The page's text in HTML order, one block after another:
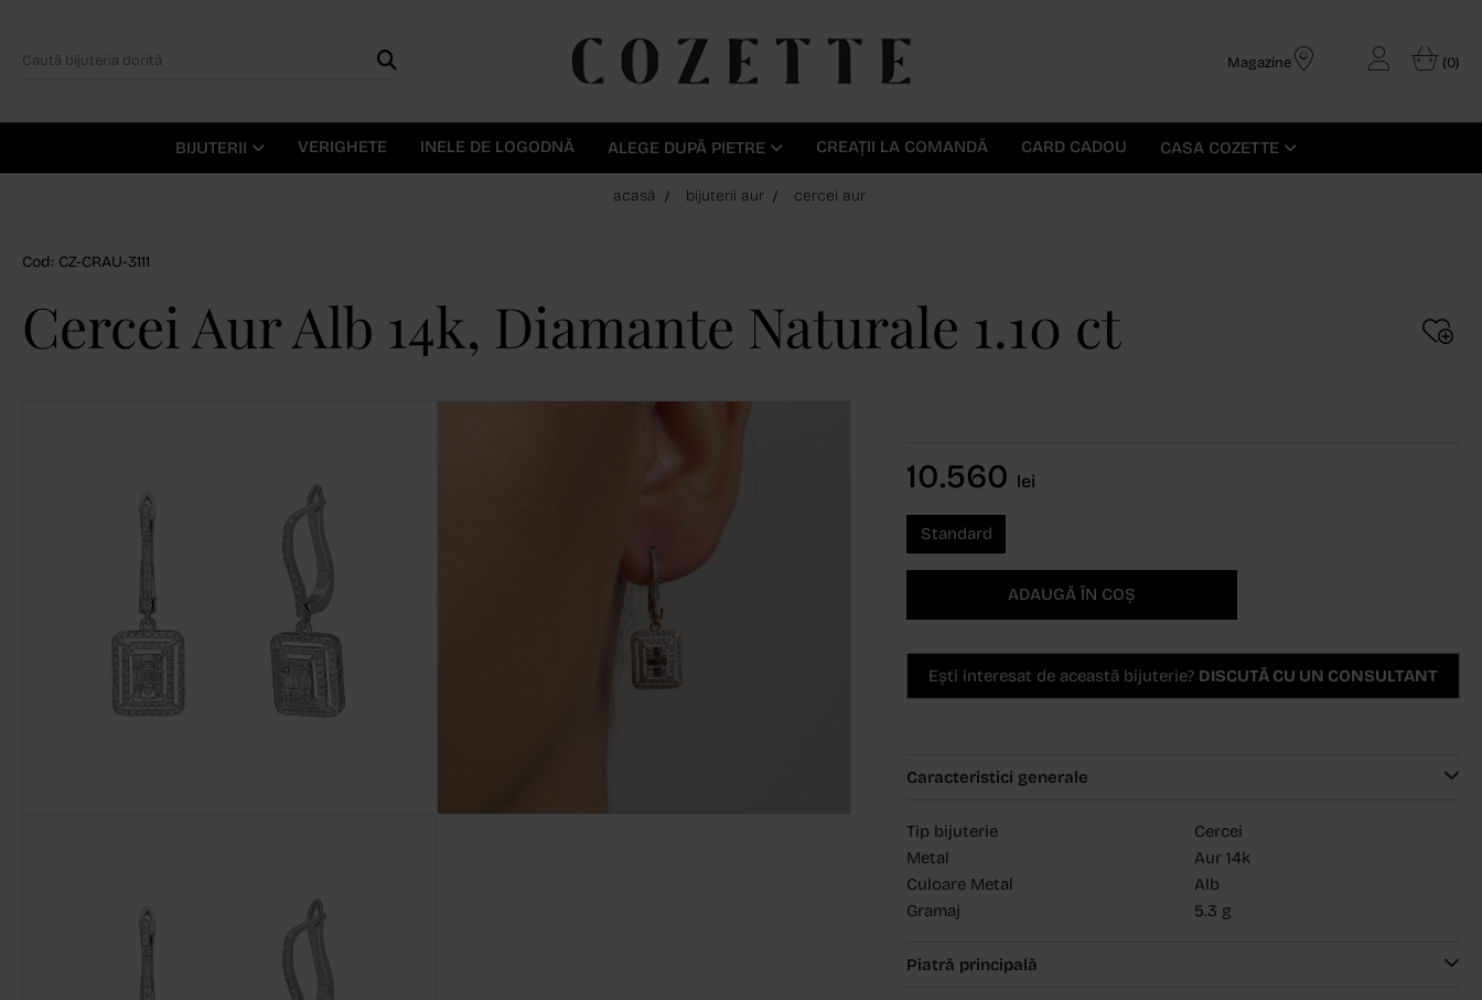
Magazine (0)
BIJUTERII VERIGHETE INELE DE LOGODNĂ ALEGE DUPĂ PIETRE CREAȚII LA COMANDĂ CARD CADOU CASA COZETTE
acasă bijuterii aur cercei aur
Cod: CZ-CRAU-3111
Cercei Aur Alb 14k, Diamante Naturale 1.10 ct
10.560 lei
Standard
ADAUGĂ ÎN COȘ
Ești interesat de această bijuterie? DISCUTĂ CU UN CONSULTANT
Caracteristici generale
Tip bijuterie
Cercei
Metal
Aur 14k
Culoare Metal
Alb
Gramaj
5.3 g
Piatră principală